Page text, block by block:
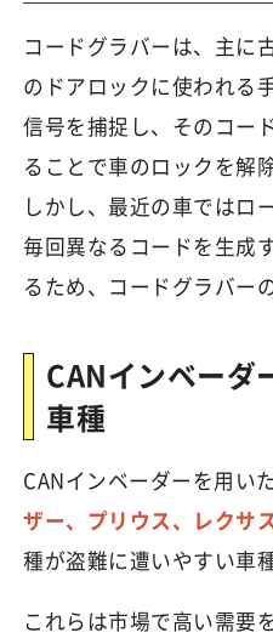
コードグラバーは、主に
のドアロックに使われる
信号を捕捉し、そのコー
ることで車のロックを解
しかし、最近の車ではロ
毎回異なるコードを生成
るため、コードグラバー
CANインベーダ
車種
CANインベーダーを用い
ザー、プリウス、レクサ
種が盗難に遭いやすい車
これらは市場で高い需要